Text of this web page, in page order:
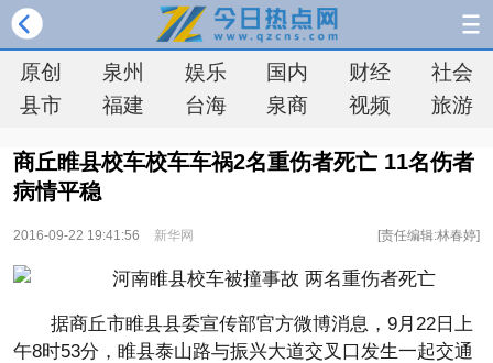
原创 泉州 娱乐 国内 财经
社会
县市
福建 台海 泉商 视频 旅游
商丘睢县校车校车车祸2名重伤者死亡 11名伤者
病情平稳
2016-09-22 19:41:56 新华网 [责任编辑:林春婷]
据商丘市睢县县委宣传部官方微博消息，9月22日上
午8时53分，睢县泰山路与振兴大道交叉口发生一起交通